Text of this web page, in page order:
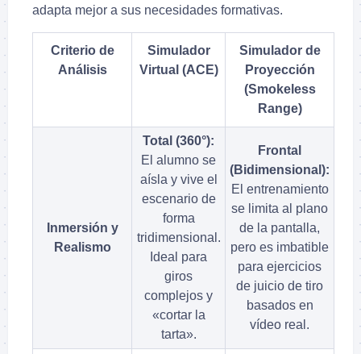
adapta mejor a sus necesidades formativas.
Criterio de
Análisis
Simulador
Virtual (ACE)
Simulador de
Proyección
(Smokeless
Range)
Inmersión y
Realismo
Total (360°):
El alumno se
aísla y vive el
escenario de
forma
tridimensional.
Ideal para
giros
complejos y
«cortar la
tarta».
Frontal
(Bidimensional):
El entrenamiento
se limita al plano
de la pantalla,
pero es imbatible
para ejercicios
de juicio de tiro
basados en
vídeo real.